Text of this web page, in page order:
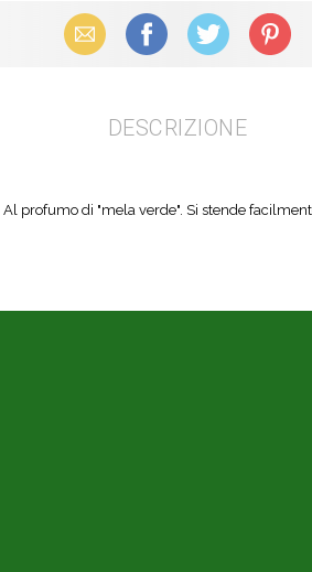
Email Facebook X (Twitter) Pinterest
DESCRIZIONE
profumo di "mela verde". Si stende